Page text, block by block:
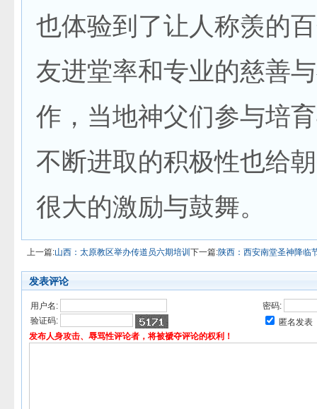
也体验到了让人称羡的
友进堂率和专业的慈善
作，当地神父们参与培
不断进取的积极性也给
很大的激励与鼓舞。
上一篇:山西：太原教区举办传道员六期培训 下一篇:陕西：西安南堂圣神降临
发表评论
用户名:
密码:
验证码:
匿名发表
发布人身攻击、辱骂性评论者，将被褫夺评论的权利！